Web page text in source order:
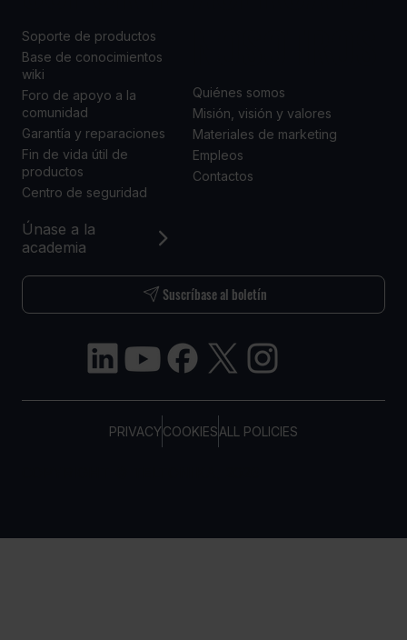
PRIVACYCOOKIESALL POLICIES
Únase a la
academia
Suscríbase al boletín
Soporte de productos
Base de conocimientos
wiki
Foro de apoyo a la
comunidad
Garantía y reparaciones
Fin de vida útil de
productos
Centro de seguridad
Quiénes somos
Misión, visión y valores
Materiales de marketing
Empleos
Contactos